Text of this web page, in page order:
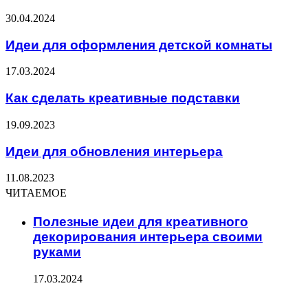
30.04.2024
Идеи для оформления детской комнаты
17.03.2024
Как сделать креативные подставки
19.09.2023
Идеи для обновления интерьера
11.08.2023
ЧИТАЕМОЕ
Полезные идеи для креативного
декорирования интерьера своими
руками
17.03.2024